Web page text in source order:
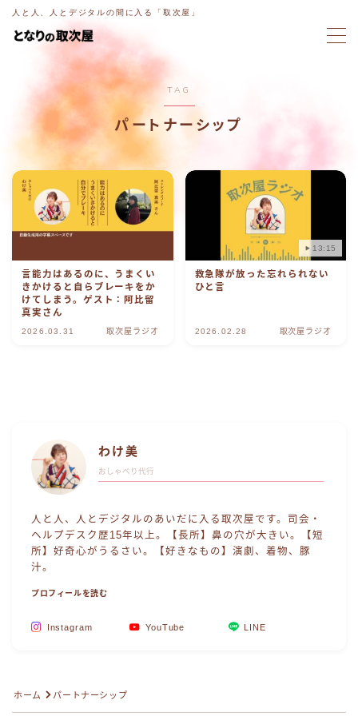
人と人、人とデジタルの間に入る「取次屋」
MENU
ホーム
意図電話
ブログ
取次屋ストーリー
ご相談・お問い合わせ
TAG
パートナーシップ
言能力はあるのに、うまくい
きかけると自らブレーキをか
けてしまう。ゲスト：阿比留
真実さん
2026.03.31 取次屋ラジオ
13:15
救急隊が放った忘れられない
ひと言
2026.02.28 取次屋ラジオ
わけ美
おしゃべり代行
人と人、人とデジタルのあいだに入る取次屋です。司会・
ヘルプデスク歴15年以上。【長所】鼻の穴が大きい。【短
所】好奇心がうるさい。【好きなもの】演劇、着物、豚
汁。
プロフィールを読む
Instagram YouTube LINE
ホーム パートナーシップ